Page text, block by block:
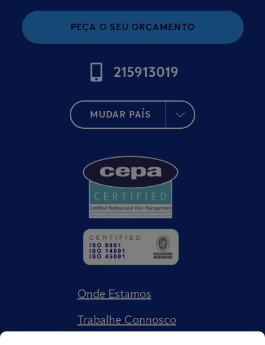
PEÇA O SEU ORÇAMENTO
215913019
MUDAR PAÍS
Onde Estamos
Trabalhe Connosco